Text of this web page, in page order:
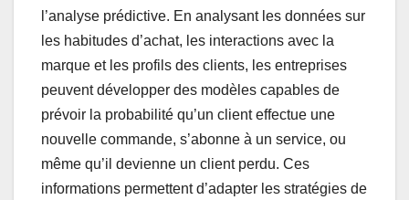
l’analyse prédictive. En analysant les données sur
les habitudes d’achat, les interactions avec la
marque et les profils des clients, les entreprises
peuvent développer des modèles capables de
prévoir la probabilité qu’un client effectue une
nouvelle commande, s’abonne à un service, ou
même qu’il devienne un client perdu. Ces
informations permettent d’adapter les stratégies de